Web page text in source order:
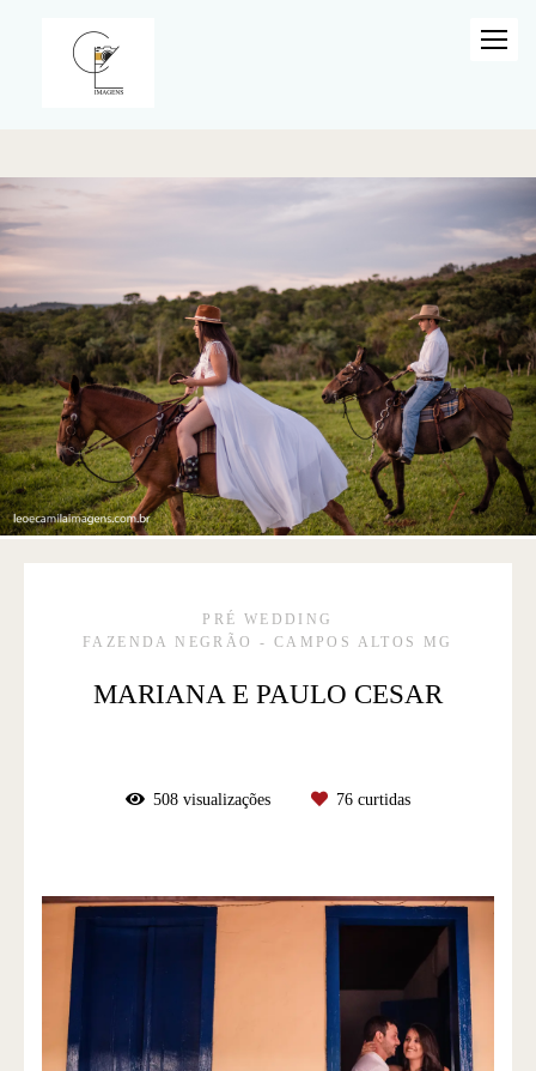
PRÉ WEDDING
FAZENDA NEGRÃO - CAMPOS ALTOS MG
MARIANA E PAULO CESAR
508 visualizações 76 curtidas